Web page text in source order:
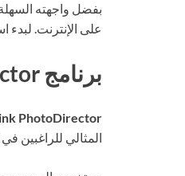
بفضل واجهته
على الإنترنت. لبدء
برنامج CyberLink PhotoDirector
PhotoDirector
المثالي للراغبين